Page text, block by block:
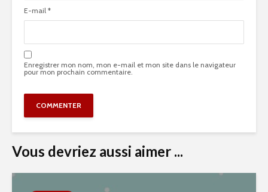
E-mail *
Enregistrer mon nom, mon e-mail et mon site dans le navigateur
pour mon prochain commentaire.
Vous devriez aussi aimer ...